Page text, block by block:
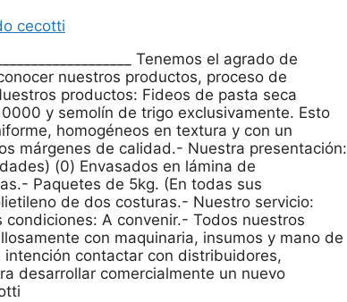
cecotti
Tenemos el agrado de
nuestros productos, proceso de
productos: Fideos de pasta seca
y semolín de trigo exclusivamente. Esto
homogéneos en textura y con un
márgenes de calidad.- Nuestra presentación:
(0) Envasados en lámina de
Paquetes de 5kg. (En todas sus
de dos costuras.- Nuestro servicio:
A convenir.- Todos nuestros
con maquinaria, insumos y mano de
intención contactar con distribuidores,
desarrollar comercialmente un nuevo